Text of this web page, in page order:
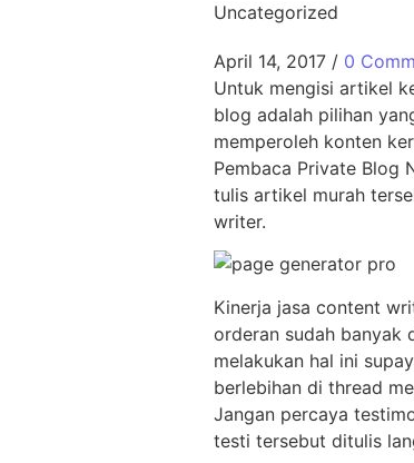
Uncategorized
April 14, 2017 / 0
Untuk mengisi artikel
blog adalah pilihan
memperoleh konten
Pembaca Private Blog
tulis artikel murah
writer.
Kinerja jasa content
orderan sudah banyak
melakukan hal ini
berlebihan di thread
Jangan percaya
testi tersebut ditulis